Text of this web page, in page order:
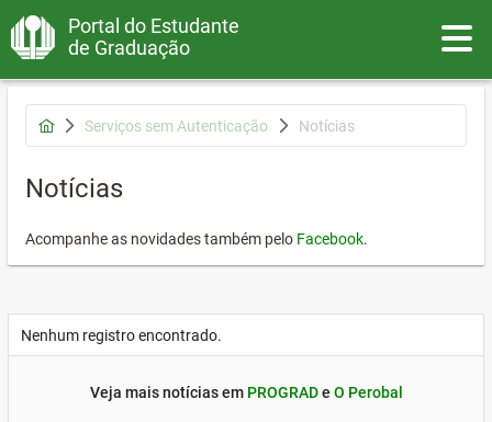
Portal do Estudante
de Graduação
Serviços sem Autenticação Notícias
Notícias
Acompanhe as novidades também pelo Facebook.
Nenhum registro encontrado.
Veja mais notícias em PROGRADe O Perobal